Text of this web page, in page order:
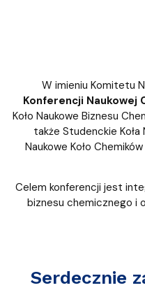
W imieniu Komitetu
Konferencji Naukowej
Koło Naukowe Biznesu
także Studenckie
Naukowe Koło
Celem konferencji jest
biznesu chemicznego i
Serdecznie